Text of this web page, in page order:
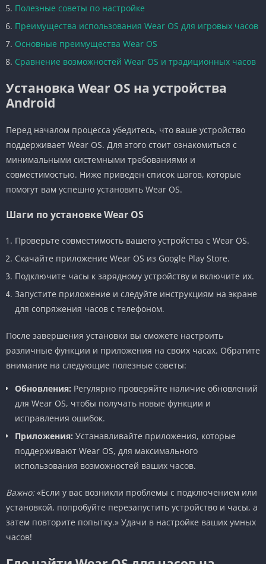
Полезные советы по настройке
Преимущества использования Wear OS для игровых часов
Основные преимущества Wear OS
Сравнение возможностей Wear OS и традиционных часов
Установка Wear OS на устройства
Android
Перед началом процесса убедитесь, что ваше устройство
поддерживает Wear OS. Для этого стоит ознакомиться с
минимальными системными требованиями и
совместимостью. Ниже приведен список шагов, которые
помогут вам успешно установить Wear OS.
Шаги по установке Wear OS
Проверьте совместимость вашего устройства с Wear OS.
Скачайте приложение Wear OS из Google Play Store.
Подключите часы к зарядному устройству и включите их.
Запустите приложение и следуйте инструкциям на экране
для сопряжения часов с телефоном.
После завершения установки вы сможете настроить
различные функции и приложения на своих часах. Обратите
внимание на следующие полезные советы:
Обновления: Регулярно проверяйте наличие обновлений
для Wear OS, чтобы получать новые функции и
исправления ошибок.
Приложения: Устанавливайте приложения, которые
поддерживают Wear OS, для максимального
использования возможностей ваших часов.
Важно:«Если у вас возникли проблемы с подключением или
установкой, попробуйте перезапустить устройство и часы, а
затем повторите попытку.» Удачи в настройке ваших умных
часов!